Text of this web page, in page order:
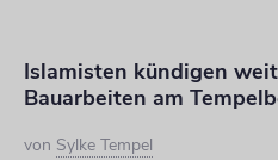
Islamisten kündigen
Bauarbeiten am
von Sylke Tempel